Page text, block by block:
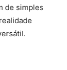
de simples